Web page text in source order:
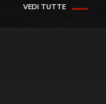
VEDI TUTTE